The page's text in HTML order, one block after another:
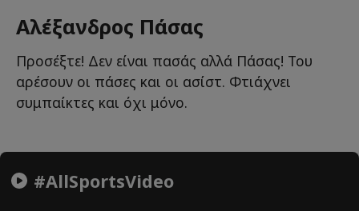
Αλέξανδρος Πάσας
Προσέξτε! Δεν είναι πασάς αλλά Πάσας! Του
αρέσουν οι πάσες και οι ασίστ. Φτιάχνει
συμπαίκτες και όχι μόνο.
#AllSportsVideo